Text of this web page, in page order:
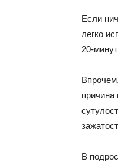
Если
легко
20-
причина
В